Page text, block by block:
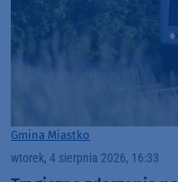
Gmina Miastko
wtorek, 4 sierpnia 2026, 16:33